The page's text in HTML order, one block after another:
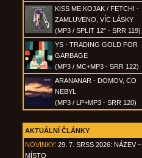
KISS ME KOJAK / FETCH! -
ZAMLUVENO, VÍC LÁSKY
(MP3 / SPLIT 12" - SRR 119)
YS - TRADING GOLD FOR
GARBAGE
(MP3 / MC+MP3 - SRR 122)
ARANANAR - DOMOV, CO
NEBYL
(MP3 / LP+MP3 - SRR 120)
AKTUÁLNÍ ČLÁNKY
NOVINKY: 29. 7. SRSS 2026: NÁZEV ~
MÍSTO